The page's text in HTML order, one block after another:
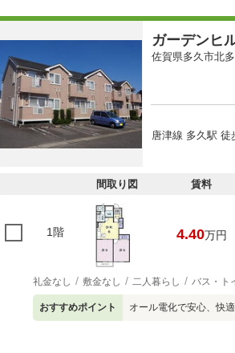
ガーデンヒ
佐賀県多久市北
唐津線 多久駅 徒
間取り図 賃料
1階 4.40万円
礼金なし 敷金なし 二人暮らし バス・ト
おすすめポイント オール電化で安心、快